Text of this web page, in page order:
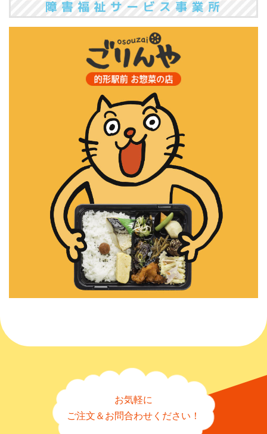
お気軽に
ご注文＆お問合わせください！